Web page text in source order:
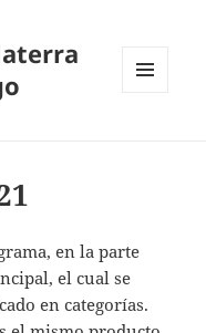
en la parte
el cual se
en categorías.